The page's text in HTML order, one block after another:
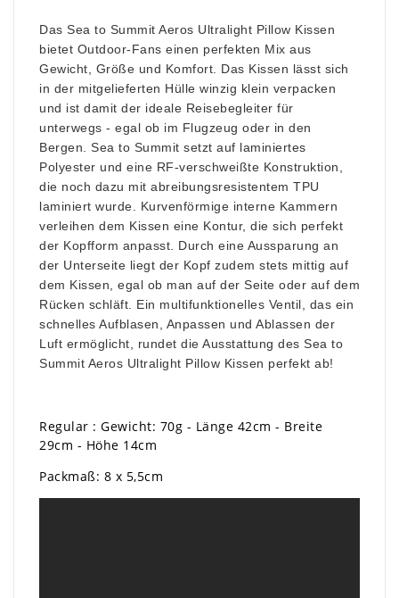
Das Sea to Summit Aeros Ultralight Pillow Kissen
bietet Outdoor-Fans einen perfekten Mix aus
Gewicht, Größe und Komfort. Das Kissen lässt sich
in der mitgelieferten Hülle winzig klein verpacken
und ist damit der ideale Reisebegleiter für
unterwegs - egal ob im Flugzeug oder in den
Bergen. Sea to Summit setzt auf laminiertes
Polyester und eine RF-verschweißte Konstruktion,
die noch dazu mit abreibungsresistentem TPU
laminiert wurde. Kurvenförmige interne Kammern
verleihen dem Kissen eine Kontur, die sich perfekt
der Kopfform anpasst. Durch eine Aussparung an
der Unterseite liegt der Kopf zudem stets mittig auf
dem Kissen, egal ob man auf der Seite oder auf dem
Rücken schläft. Ein multifunktionelles Ventil, das ein
schnelles Aufblasen, Anpassen und Ablassen der
Luft ermöglicht, rundet die Ausstattung des Sea to
Summit Aeros Ultralight Pillow Kissen perfekt ab!
Regular : Gewicht: 70g - Länge 42cm - Breite
29cm - Höhe 14cm
Packmaß: 8 x 5,5cm